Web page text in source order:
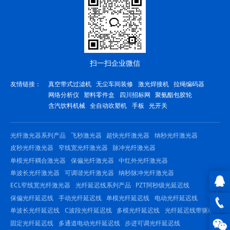
QQ在
线咨
0816
扫一扫企业微信
友情链接： 真空带式过滤机 无尘车间装修 激光焊接机 拉绳编码器
网络分析仪 塑料零件盒 四川招标网
聚氨酯包胶轮
含汽饮料机械 全自动吹塑机 手板 光开关
光纤激光器系列产品 飞秒激光器 超快光纤激光器
纳秒光纤激光器
皮秒光纤激光器
窄线宽光纤激光器
脉冲光纤激光器
单模光纤耦合激光器
保偏光纤激光器 中红外光纤激光器
单波长光纤激光器
可调谐光纤激光器 纳秒脉冲光纤激光器
ECL窄线宽光纤激光器
光纤延迟线系列产品
PZT阿秒级光延迟线
保偏光纤延迟线 手动光纤延迟线 单模光纤延迟线
电动光纤延迟线
单波长光纤延迟线 C波段光纤延迟线 多模光纤延迟线 光纤延迟线带驱动
固定光纤延迟线
多通道电动光纤延迟线 步进可调光纤延迟线